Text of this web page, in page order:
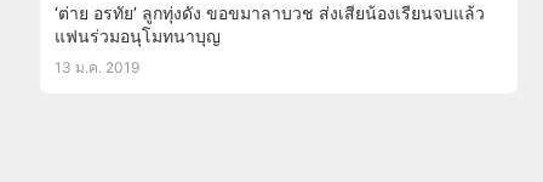
‘ต่าย อรทัย’ ลูกทุ่งดัง ขอขมาลาบวช ส่งเสียน้องเรียนจบแล้ว
แฟนร่วมอนุโมทนาบุญ
13 ม.ค. 2019